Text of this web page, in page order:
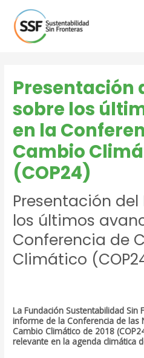
contenido
Presentación
sobre los
en la
Cambio
(COP24)
Presentación
los últimos
Conferencia de
Climático
La Fundación Sustentabilidad Sin
informe de la Conferencia de las
Cambio Climático de 2018
relevante en la agenda climática